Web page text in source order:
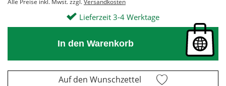
Alle Preise inkl. Mwst. zzgl.Versandkosten
Lieferzeit 3-4 Werktage
In den Warenkorb
Auf den Wunschzettel